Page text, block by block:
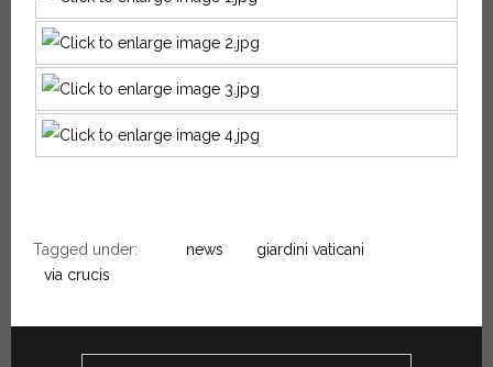
Tagged under: news
giardini vaticani
via crucis